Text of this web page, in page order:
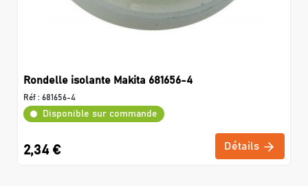
Rondelle isolante Makita 681656-4
Réf : 681656-4
Disponible sur commande
2,34 € Détails